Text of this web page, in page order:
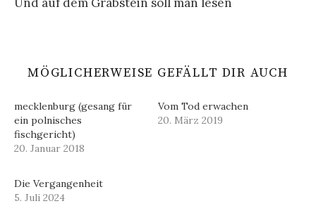
Und auf dem Grabstein soll man lesen
MÖGLICHERWEISE GEFÄLLT DIR AUCH
mecklenburg (gesang für
ein polnisches
fischgericht)
20. Januar 2018
Vom Tod erwachen
20. März 2019
Die Vergangenheit
5. Juli 2024